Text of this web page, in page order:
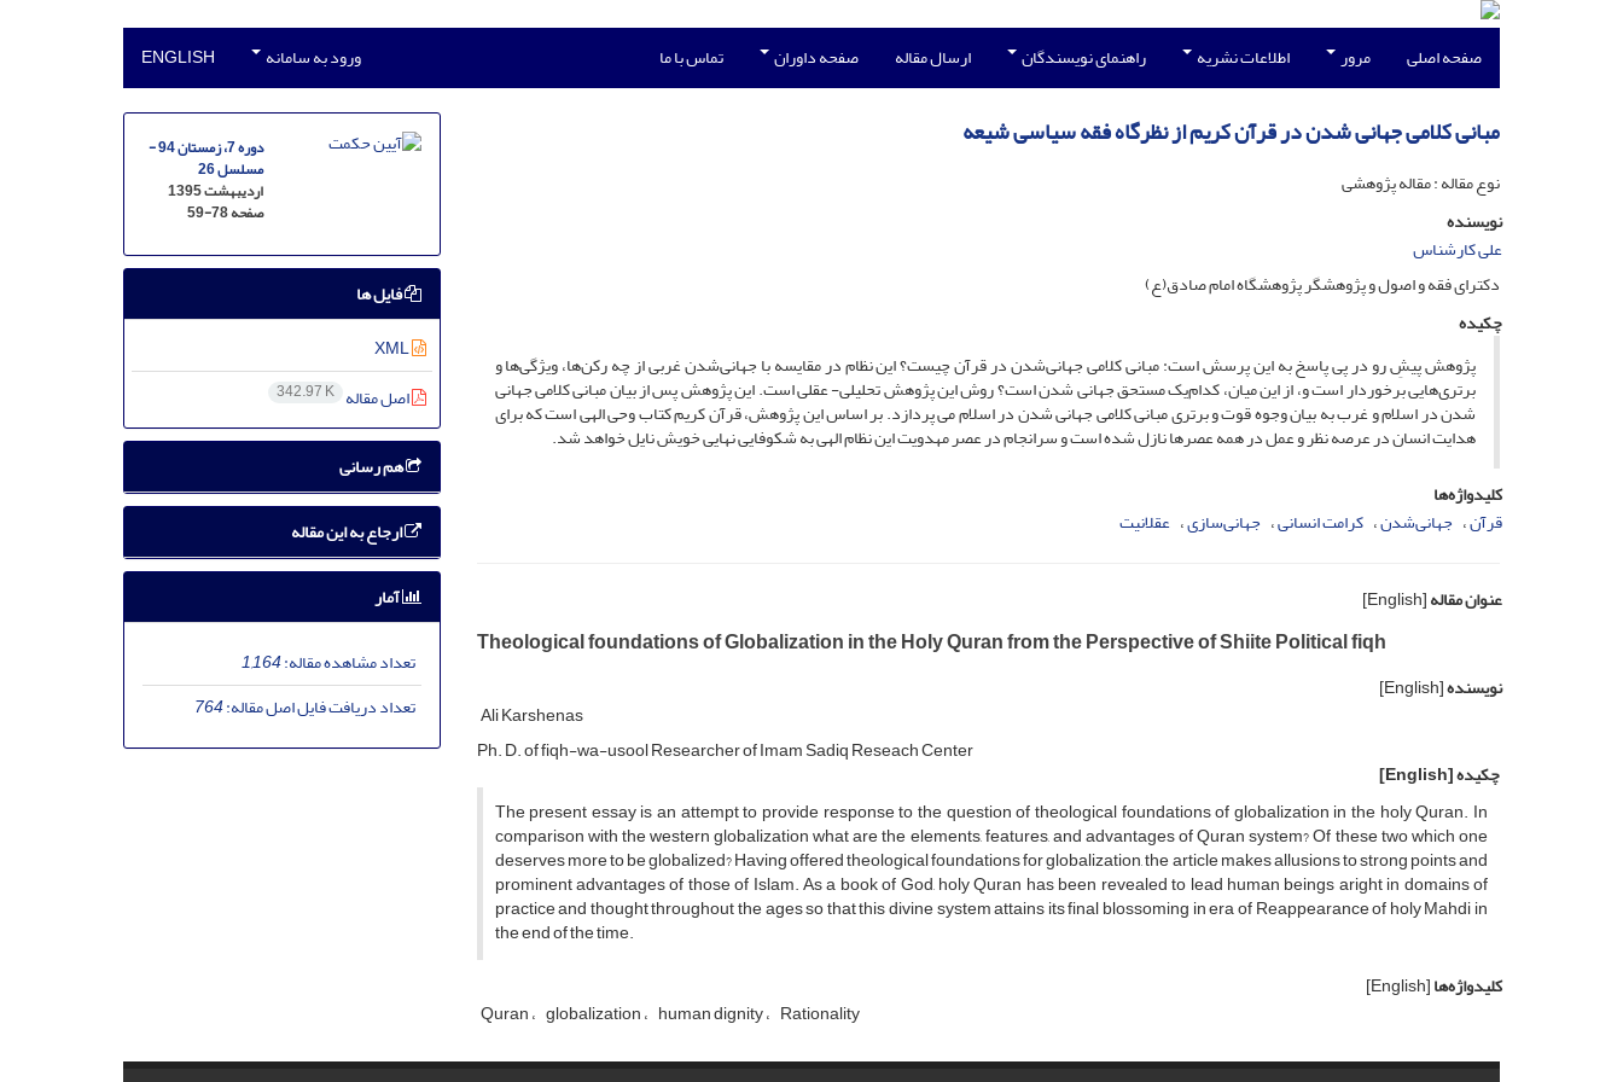
صفحه اصلی مرور اطلاعات نشریه راهنمای نویسندگان ارسال مقاله صفحه داوران تماس با ما ورود به سامانه ENGLISH
مبانی کلامی جهانی شدن در قرآن کریم از نظرگاه فقه سیاسی شیعه
نوع مقاله : مقاله پژوهشی
نویسنده
علی کارشناس
دکترای فقه و اصول و پژوهشگر پژوهشگاه امام صادق(ع)
چکیده
پژوهش پیشِ رو در پی پاسخ به این پرسش است: مبانی کلامی جهانی‌شدن در قرآن چیست؟ این نظام در مقایسه با جهانی‌شدن غربی از چه رکن‌ها، ویژگی‌ها و
برتری‌هایی برخوردار است و، از این میان، کدام‌یک مستحق جهانی شدن است؟ روش این پژوهش تحلیلی- عقلی است. این پژوهش پس از بیان مبانی کلامی جهانی
شدن در اسلام و غرب به بیان وجوه قوت و برتری مبانی کلامی جهانی شدن در اسلام می پردازد. بر اساس این پژوهش، قرآن کریم کتاب وحی‌ الهی است که برای
هدایت انسان در عرصه نظر و عمل در همه عصرها نازل شده است و سرانجام در عصر مهدویت این نظام الهی به شکوفایی نهایی خویش نایل خواهد شد.
کلیدواژه‌ها
قرآن جهانی‌شدن کرامت انسانی جهانی‌سازی عقلانیت
عنوان مقاله[English]
Theological foundations of Globalization in the Holy Quran from the Perspective of Shiite Political fiqh
نویسنده[English]
Ali Karshenas
Ph. D. of fiqh-wa-usool Researcher of Imam Sadiq Reseach Center
چکیده[English]
The present essay is an attempt to provide response to the question of theological foundations of globalization in the holy Quran. In
comparison with the western globalization what are the elements, features, and advantages of Quran system? Of these two which one
deserves more to be globalized? Having offered theological foundations for globalization, the article makes allusions to strong points and
prominent advantages of those of Islam. As a book of God, holy Quran has been revealed to lead human beings aright in domains of
practice and thought throughout the ages so that this divine system attains its final blossoming in era of Reappearance of holy Mahdi in
the end of the time.
کلیدواژه‌ها[English]
Quran globalization human dignity Rationality
دوره 7، زمستان 94 -
مسلسل 26
اردیبهشت 1395
صفحه59-78
فایل ها
XML
اصل مقاله 342.97 K
هم رسانی
ارجاع به این مقاله
آمار
تعداد مشاهده مقاله:1,164
تعداد دریافت فایل اصل مقاله:764